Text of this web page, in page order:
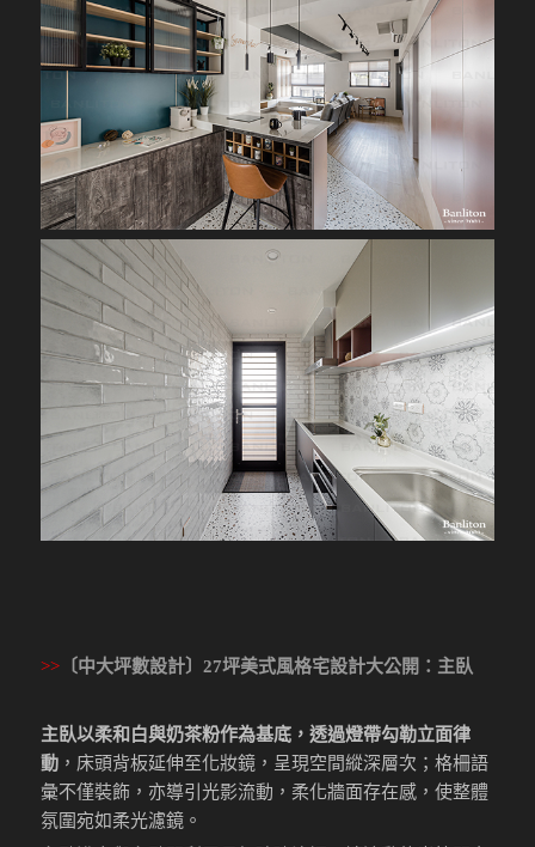
>> 〔中大坪數設計〕27坪美式風格宅設計大公開 ：主臥
主臥以柔和白與奶茶粉作為基底，透過燈帶勾勒立面律
動 ，床頭背板延伸至化妝鏡，呈現空間縱深層次；格柵語
彙不僅裝飾，亦導引光影流動，柔化牆面存在感，使整體
氛圍宛如柔光濾鏡。